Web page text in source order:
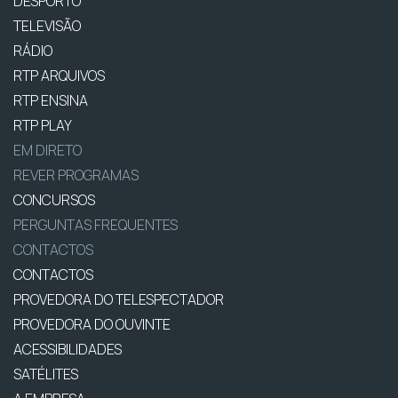
TELEVISÃO
RÁDIO
RTP ARQUIVOS
RTP ENSINA
RTP PLAY
EM DIRETO
REVER PROGRAMAS
CONCURSOS
PERGUNTAS FREQUENTES
CONTACTOS
CONTACTOS
PROVEDORA DO TELESPECTADOR
PROVEDORA DO OUVINTE
ACESSIBILIDADES
SATÉLITES